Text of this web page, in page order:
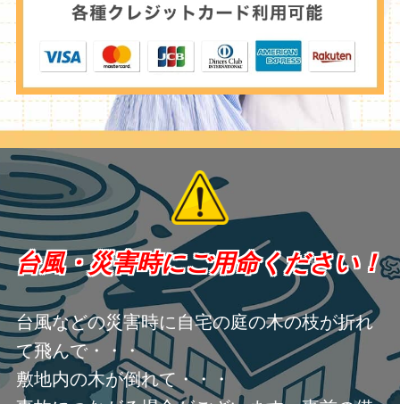
台風・災害時にご用命ください！
台風などの災害時に自宅の庭の木の枝が折れ
て飛んで・・・
敷地内の木が倒れて・・・